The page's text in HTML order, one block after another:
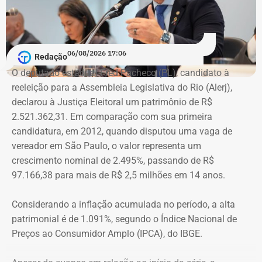
combate. Ou seja, juízes, assistentes sociais e psicólogos
que atuem com as mulheres que são vítimas de
agressões”, argumentou.
A atriz foi a primeira mulher a receber o benefício do
“botão do pânico”, ferramenta criada em 2019 pela
Polícia Militar do Rio. O objeto é conectado a uma
tornozeleira eletrônica usada pelo agressor. Em caso de
aproximação, a central de monitoramento é acionada e
entra em contato com a vítima e o agressor por telefone.
Na declaração apresentada em 2018, quando terminou a
eleição como suplente, Elton Cristo informou possuir três
veículos, um consórcio não contemplado e depósitos em
conta corrente, totalizando R$ 378,4 mil.
Quatro anos depois, nas eleições de 2022, quando voltou
a disputar uma vaga na Assembleia Legislativa (Alerj) e
novamente ficou como suplente, o patrimônio declarado
saltou para R$ 1.658.540,00. Na ocasião, os bens
mil, uma chácara de R$ 400 mil, dois veículos que
somavam R$ 647,3 mil e participações societárias em
empresas do ramo de alimentação.
Redação06/08/2026 17:06
O deputado estadual Fred Pacheco (PL), candidato à
reeleição para a Assembleia Legislativa do Rio (Alerj),
declarou à Justiça Eleitoral um patrimônio de R$
2.521.362,31. Em comparação com sua primeira
candidatura, em 2012, quando disputou uma vaga de
vereador em São Paulo, o valor representa um
crescimento nominal de 2.495%, passando de R$
97.166,38 para mais de R$ 2,5 milhões em 14 anos.
Considerando a inflação acumulada no período, a alta
patrimonial é de 1.091%, segundo o Índice Nacional de
Preços ao Consumidor Amplo (IPCA), do IBGE.